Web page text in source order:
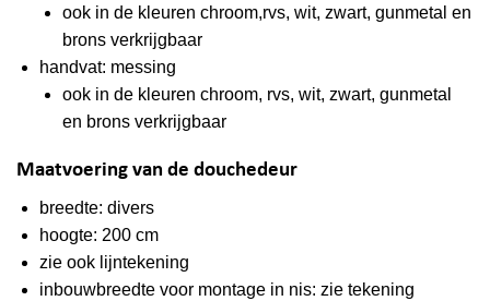
ook in de kleuren chroom,rvs, wit, zwart, gunmetal en
brons verkrijgbaar
handvat: messing
ook in de kleuren chroom, rvs, wit, zwart, gunmetal
en brons verkrijgbaar
Maatvoering van de douchedeur
breedte: divers
hoogte: 200 cm
zie ook lijntekening
inbouwbreedte voor montage in nis: zie tekening